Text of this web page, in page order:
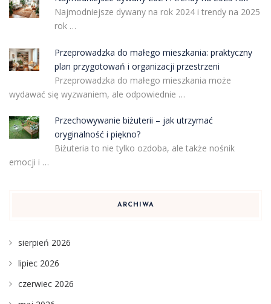
Najmodniejsze dywany na rok 2024 i trendy na 2025
rok …
Przeprowadzka do małego mieszkania: praktyczny
plan przygotowań i organizacji przestrzeni
Przeprowadzka do małego mieszkania może
wydawać się wyzwaniem, ale odpowiednie …
Przechowywanie biżuterii – jak utrzymać
oryginalność i piękno?
Biżuteria to nie tylko ozdoba, ale także nośnik
emocji i …
ARCHIWA
sierpień 2026
lipiec 2026
czerwiec 2026